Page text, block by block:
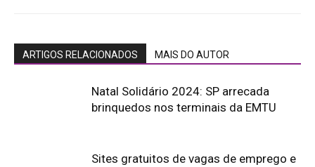
ARTIGOS RELACIONADOS MAIS DO AUTOR
Natal Solidário 2024: SP arrecada
brinquedos nos terminais da EMTU
Sites gratuitos de vagas de emprego e